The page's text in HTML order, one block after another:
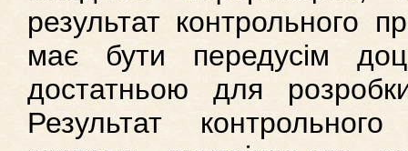
результат контрольного
має бути передусім
достатньою для
Результат